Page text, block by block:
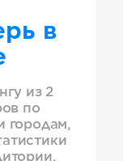
в
из 2
по
городам,